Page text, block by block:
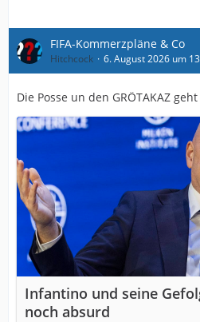
FIFA-Kommerzpläne & Co
Hitchcock 6. August 2026 um
Die Posse un den GRÖTAKAZ
Infantino und seine
noch absurd